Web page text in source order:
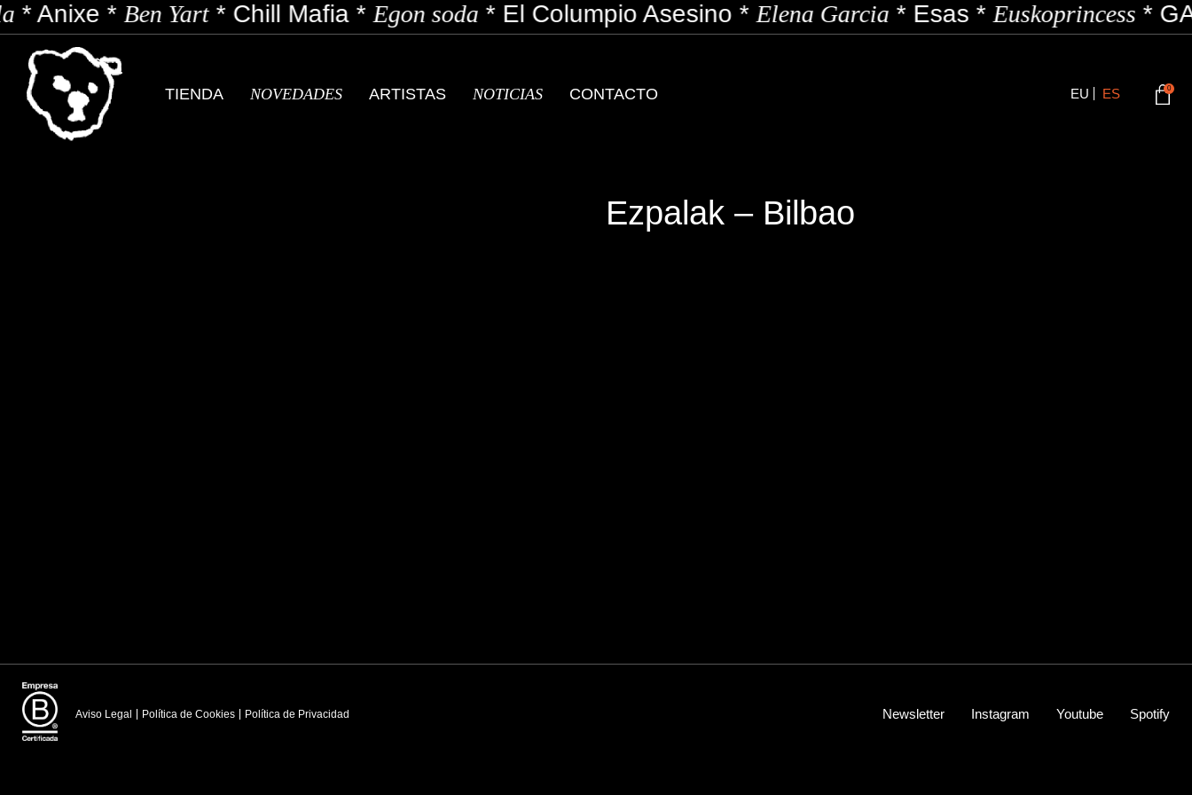
*Anixe*Ben Yart*Chill Mafia*Egon soda*El Columpio Asesino*Elena Garcia*Esas*Euskoprincess*
TIENDA NOVEDADES ARTISTAS NOTICIAS CONTACTO EU ES 0
Ezpalak – Bilbao
Aviso Legal Política de Cookies Política de Privacidad Newsletter Instagram Youtube Spotify